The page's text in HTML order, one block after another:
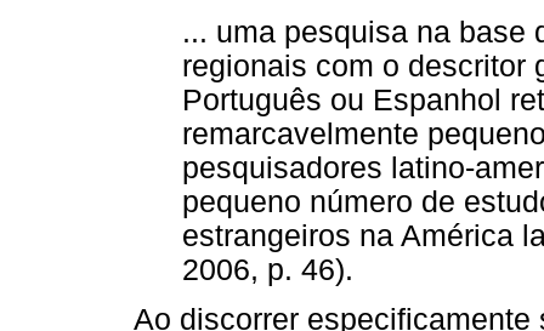
... uma pesquisa na base
regionais com o descritor
Português ou Espanhol
remarcavelmente
pesquisadores latino-
pequeno número de
estrangeiros na América
2006, p. 46).
Ao discorrer